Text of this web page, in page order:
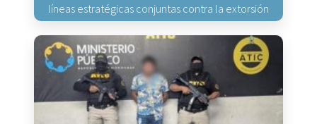
líneas estratégicas conjuntas contra la extorsión